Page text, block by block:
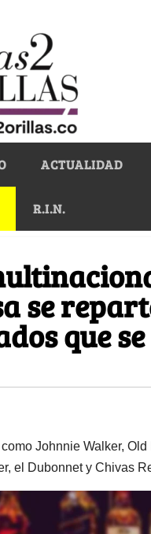
ACTUALIDAD
R.I.N.
se
que
Johnnie Walker,
el Dubonnet y Chivas